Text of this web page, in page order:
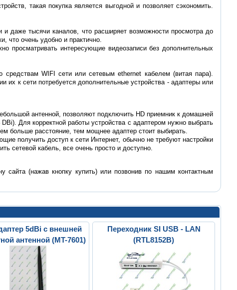
такая покупка является выгодной и позволяет сэкономить.
даже тысячи каналов, что расширяет возможности просмотра до
что очень удобно и практично.
просматривать интересующие видеозаписи без дополнительных
WIFI сети или сетевым ethernet кабелем (витая пара).
их к сети потребуется дополнительные устройства - адаптеры или
антенной, позволяют подключить HD приемник к домашней
Для корректной работы устройства с адаптером нужно выбрать
больше расстояние, тем мощнее адаптер стоит выбирать.
получить доступ к сети Интернет, обычно не требуют настройки
сетевой кабель, все очень просто и доступно.
сайта (нажав кнопку купить) или позвонив по нашим контактным
5dBi с внешней
антенной (MT-7601)
Переходник SI USB - LAN
(RTL8152B)